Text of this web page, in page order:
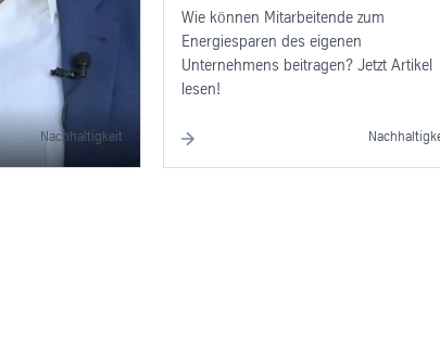
Nachhaltigkeit
Wie können Mitarbeitende zum
Energiesparen des eigenen
Unternehmens beitragen? Jetzt Artikel
lesen!